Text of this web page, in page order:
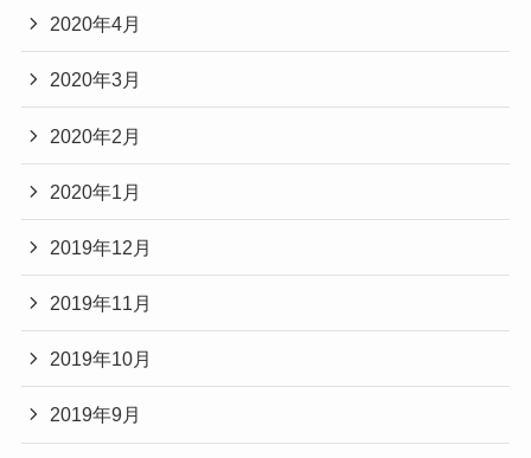
2020年4月
2020年3月
2020年2月
2020年1月
2019年12月
2019年11月
2019年10月
2019年9月